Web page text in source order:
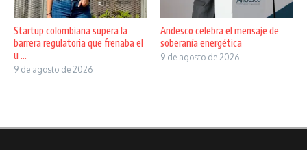
Startup colombiana supera la
barrera regulatoria que frenaba el
u ...
9 de agosto de 2026
Andesco celebra el mensaje de
soberanía energética
9 de agosto de 2026